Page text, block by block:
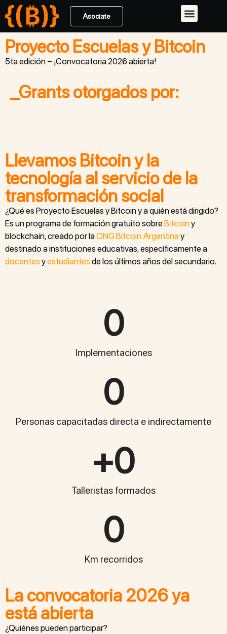
Asociate
Proyecto Escuelas y Bitcoin
5ta edición – ¡Convocatoria 2026 abierta!
_Grants otorgados por:
Llevamos Bitcoin y la
tecnología al servicio de la
transformación social
¿Qué es Proyecto Escuelas y Bitcoin y a quién está dirigido?
Es un programa de formación gratuito sobreBitcoiny
blockchain, creado por laONG Bitcoin Argentinay
destinado a instituciones educativas, específicamente a
docentes yestudiantes de los últimos años del secundario.
Implementaciones
0
Personas capacitadas directa e indirectamente
0
Talleristas formados
+0
Km recorridos
0
La convocatoria 2026 ya
está abierta
¿Quiénes pueden participar?